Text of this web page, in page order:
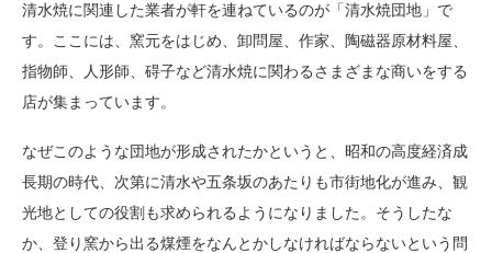
清水焼に関連した業者が軒を連ねているのが「清水焼団地」で
す。ここには、窯元をはじめ、卸問屋、作家、陶磁器原材料屋、
指物師、人形師、碍子など清水焼に関わるさまざまな商いをする
店が集まっています。
なぜこのような団地が形成されたかというと、昭和の高度経済成
長期の時代、次第に清水や五条坂のあたりも市街地化が進み、観
光地としての役割も求められるようになりました。そうしたな
か、登り窯から出る煤煙をなんとかしなければならないという問